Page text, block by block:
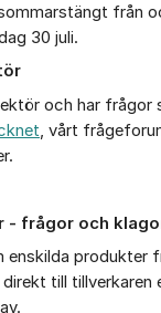
från
30 juli.
och har frågor
, vårt
- frågor och
enskilda produkter
direkt till